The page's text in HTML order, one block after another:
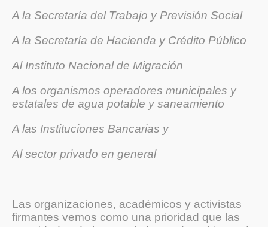
A la Secretaría del Trabajo y Previsión Social
A la Secretaría de Hacienda y Crédito Público
Al Instituto Nacional de Migración
A los organismos operadores municipales y
estatales de agua potable y saneamiento
A las Instituciones Bancarias y
Al sector privado en general
Las organizaciones, académicos y activistas
firmantes vemos como una prioridad que las